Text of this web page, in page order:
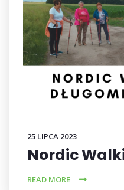
25 LIPCA 2023
Nordic
READ MORE